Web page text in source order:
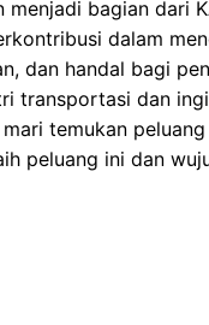
bagian dari
dalam
dan handal bagi
transportasi dan
temukan
peluang ini dan